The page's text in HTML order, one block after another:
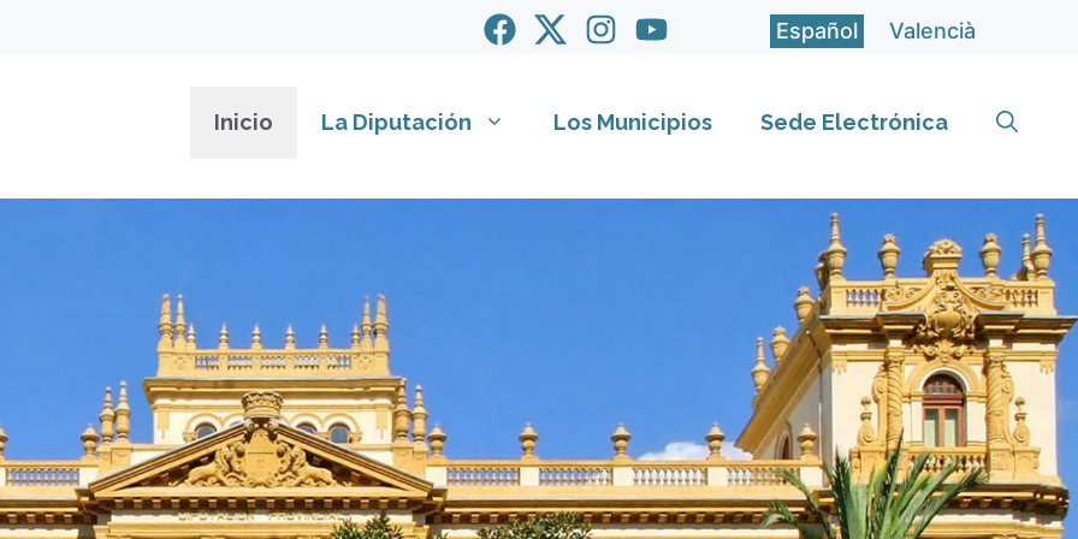
Español Valencià
Inicio La Diputación Los Municipios Sede Electrónica